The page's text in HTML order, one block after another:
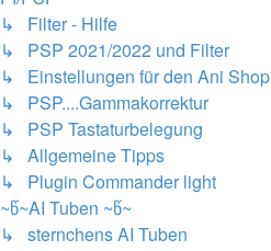
↳ Filter - Hilfe
↳ PSP 2021/2022 und Filter
↳ Einstellungen für den Ani Shop
↳ PSP....Gammakorrektur
↳ PSP Tastaturbelegung
↳ Allgemeine Tipps
↳ Plugin Commander light
~წ~AI Tuben ~წ~
↳ sternchens AI Tuben